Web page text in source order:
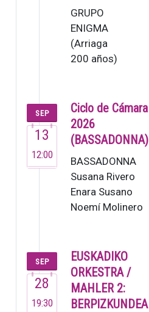
GRUPO
ENIGMA
(Arriaga
200 años)
fundado
en 1995,
es una de
las
orquestas
de
cámara
de…
SEP
13
12:00
Ciclo de Cámara
2026
(BASSADONNA)
BASSADONNA
Susana Rivero
Enara Susano
Noemí Molinero
sino un colectivo
de m…
SEP
28
19:30
EUSKADIKO
ORKESTRA /
MAHLER 2:
BERPIZKUNDEA